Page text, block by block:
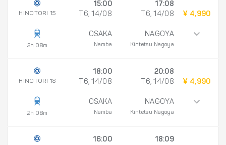
HINOTORI 15
2h 08m
15:00
T6, 14/08
OSAKA
Namba
17:08
T6, 14/08
NAGOYA
Kintetsu Nagoya
¥ 4,990
HINOTORI 18
2h 08m
18:00
T6, 14/08
OSAKA
Namba
20:08
T6, 14/08
NAGOYA
Kintetsu Nagoya
¥ 4,990
16:00
18:09